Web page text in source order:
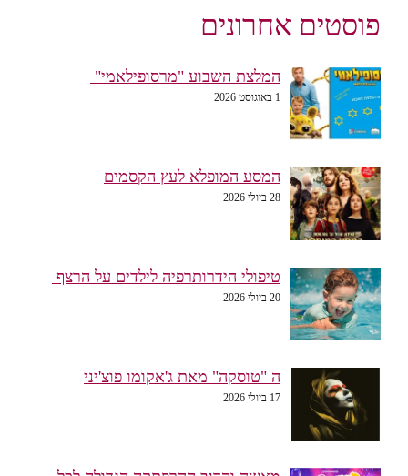
פוסטים אחרונים
המלצת השבוע "מרסופילאמי"
1 באוגוסט 2026
המסע המופלא לעץ הקסמים
28 ביולי 2026
טיפולי הידרותרפיה לילדים על הרצף
20 ביולי 2026
ה "טוסקה" מאת ג'אקומו פוצ'יני